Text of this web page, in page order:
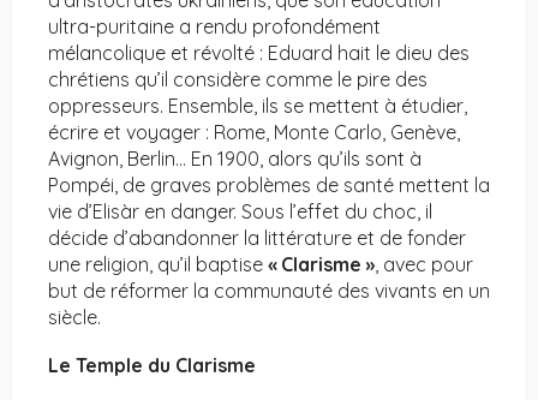
ultra-puritaine a rendu profondément
mélancolique et révolté : Eduard hait le dieu des
chrétiens qu’il considère comme le pire des
oppresseurs. Ensemble, ils se mettent à étudier,
écrire et voyager : Rome, Monte Carlo, Genève,
Avignon, Berlin… En 1900, alors qu’ils sont à
Pompéi, de graves problèmes de santé mettent la
vie d’Elisàr en danger. Sous l’effet du choc, il
décide d’abandonner la littérature et de fonder
une religion, qu’il baptise « Clarisme », avec pour
but de réformer la communauté des vivants en un
siècle.
Le Temple du Clarisme